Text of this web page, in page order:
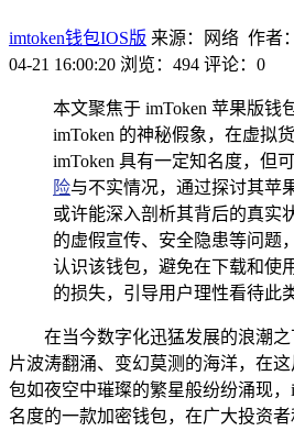
imtoken钱包IOS版 来源：网络 作者
04-21 16:00:20 浏览：494 评论：0
本文聚焦于 imToken 苹果版钱
imToken 的神秘假象，在虚拟
imToken 具有一定知名度，但
险与不实情况，通过探讨其苹
或许能深入剖析其背后的真实
的虚假宣传、安全隐患等问题
认识该钱包，避免在下载和使
的损失，引导用户理性看待此
在当今数字化迅猛发展的浪潮
片波涛翻涌、变幻莫测的海洋，在
包如夜空中璀璨的繁星般纷纷涌现，
名度的一款加密钱包，在广大投资